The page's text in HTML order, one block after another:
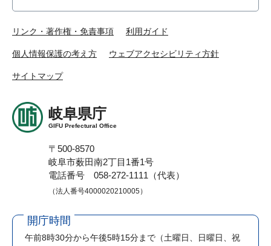
リンク・著作権・免責事項 利用ガイド
個人情報保護の考え方 ウェブアクセシビリティ方針
サイトマップ
岐阜県庁
GIFU Prefectural Office
〒500-8570
岐阜市薮田南2丁目1番1号
電話番号 058-272-1111（代表）
（法人番号4000020210005）
開庁時間
午前8時30分から午後5時15分まで （土曜日、日曜日、祝